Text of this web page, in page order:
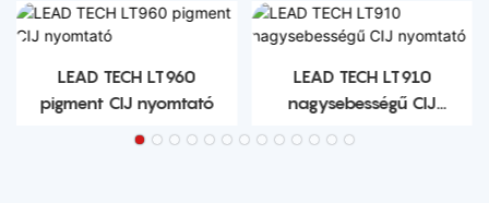
LEAD TECH LT960
pigment CIJ nyomtató
LEAD TECH LT910
nagysebességű CIJ
nyomtató